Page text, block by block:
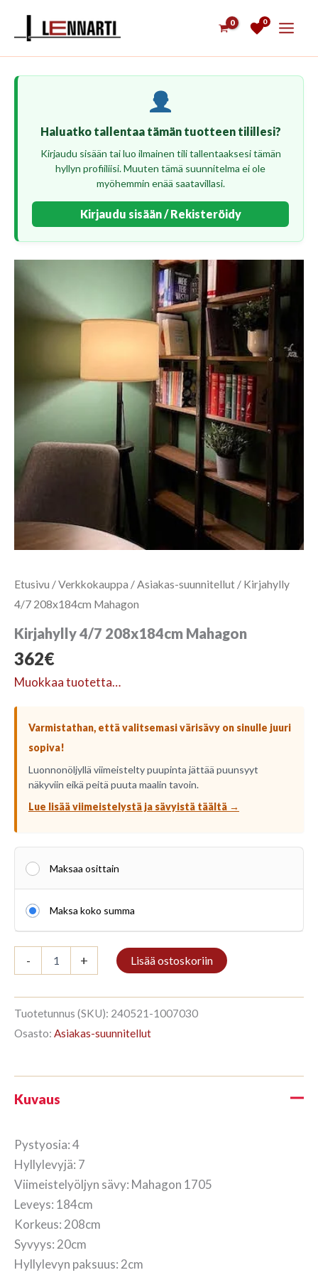
0
Haluatko tallentaa tämän tuotteen tilillesi?
Kirjaudu sisään tai luo ilmainen tili tallentaaksesi tämän
hyllyn profiiliisi. Muuten tämä suunnitelma ei ole
myöhemmin enää saatavillasi.
Kirjaudu sisään / Rekisteröidy
Etusivu /Verkkokauppa / Asiakas-suunnitellut / Kirjahylly
4/7 208x184cm Mahagon
Kirjahylly 4/7 208x184cm Mahagon
362€
Muokkaa tuotetta…
Varmistathan, että valitsemasi värisävy on sinulle juuri
sopiva!
Luonnonöljyllä viimeistelty puupinta jättää puunsyyt
näkyviin eikä peitä puuta maalin tavoin.
Lue lisää viimeistelystä ja sävyistä täältä →
Maksaa osittain
Maksa koko summa
-
4/7
Mahagon
määrä
+ Lisää ostoskoriin
Tuotetunnus (SKU): 240521-1007030
Osasto: Asiakas-suunnitellut
Kuvaus
Pystyosia: 4
Hyllylevyjä: 7
Viimeistelyöljyn sävy: Mahagon 1705
Leveys: 184cm
Korkeus: 208cm
Syvyys: 20cm
Hyllylevyn paksuus: 2cm